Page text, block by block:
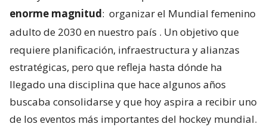
enorme magnitud: organizar el Mundial femenino
adulto de 2030 en nuestro país . Un objetivo que
requiere planificación, infraestructura y alianzas
estratégicas, pero que refleja hasta dónde ha
llegado una disciplina que hace algunos años
buscaba consolidarse y que hoy aspira a recibir uno
de los eventos más importantes del hockey mundial.